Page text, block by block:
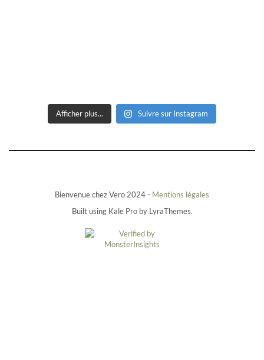
Afficher plus... Suivre sur Instagram
Bienvenue chez Vero 2024 - Mentions légales
Built using Kale Proby LyraThemes.